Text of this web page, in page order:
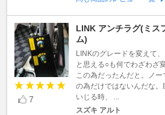
7
LINK アンチラグ(ミス
ム)
LINKのグレードを変えて
と思える○も何でわざわざ
この為だったんだと。ノ
の為だけではないんだな
いじる時、 ...
スズキ アルト